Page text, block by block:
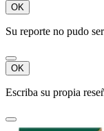
OK
Su reporte no pudo
OK
Escriba su propia